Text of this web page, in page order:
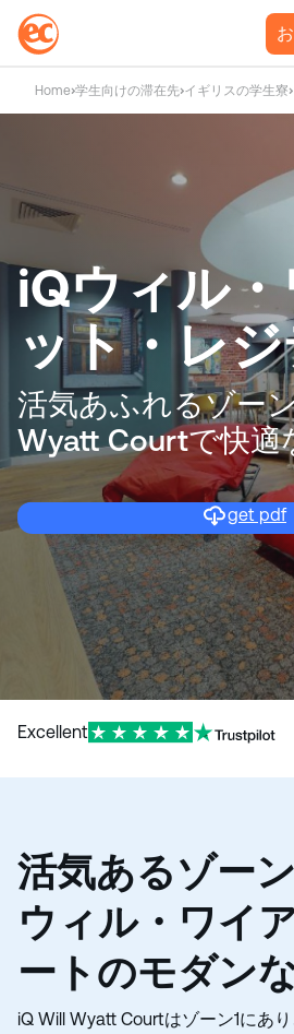
キ
Home 学生向けの滞在先 イギリスの学生寮
iQウィル
ット・レ
活気あふれるゾー
Wyatt Courtで快適
get pdf
Excellent
活気あるゾー
ウィル・ワイ
ートのモダン
iQ Will Wyatt Courtはゾーン1にあ